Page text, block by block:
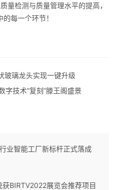
量检测与质量管理水平的提高，
每一个环节！
玻璃龙头实现一键升级
字技术“复刻”滕王阁盛景
业智能工厂新标杆正式落成
BIRTV2022展览会推荐项目